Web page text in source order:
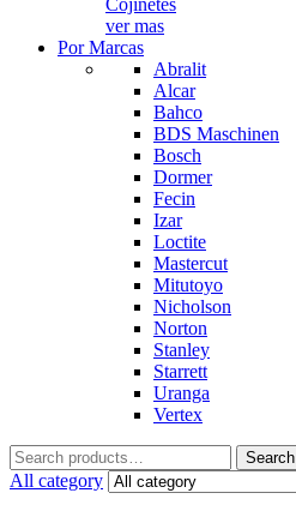
Cojinetes
ver mas
Por Marcas
Abralit
Alcar
Bahco
BDS Maschinen
Bosch
Dormer
Fecin
Izar
Loctite
Mastercut
Mitutoyo
Nicholson
Norton
Stanley
Starrett
Uranga
Vertex
Search
for:
Search
All category